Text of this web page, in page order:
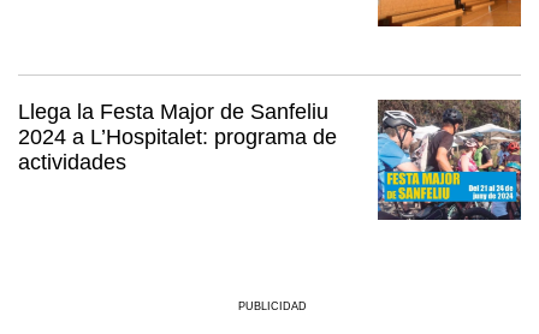
Llega la Festa Major de Sanfeliu
2024 a L’Hospitalet: programa de
actividades
PUBLICIDAD